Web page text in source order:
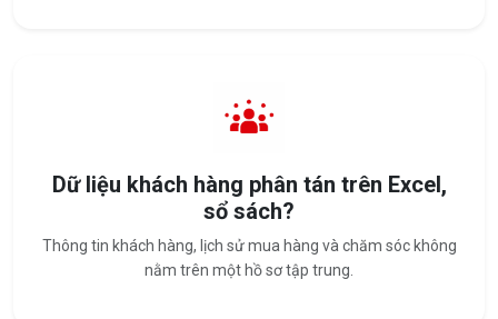
Dữ liệu khách hàng phân tán trên Excel,
sổ sách?
Thông tin khách hàng, lịch sử mua hàng và chăm sóc không
nằm trên một hồ sơ tập trung.